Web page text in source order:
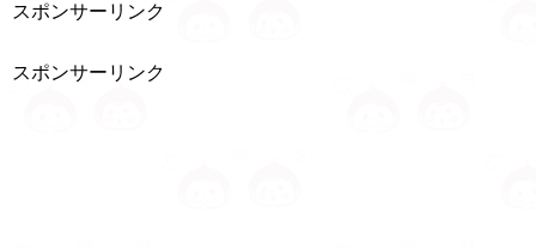
スポンサーリンク
スポンサーリンク